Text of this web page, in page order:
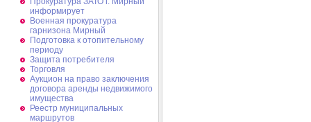
информирует
Военная прокуратура
гарнизона Мирный
Подготовка к отопительному
периоду
Защита потребителя
Торговля
Аукцион на право заключения
договора аренды недвижимого
имущества
Реестр муниципальных
маршрутов